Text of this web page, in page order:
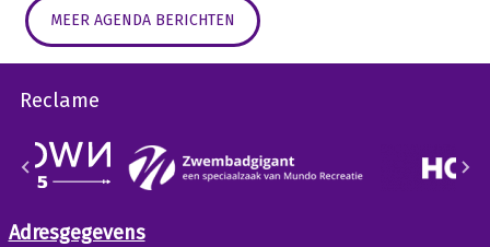
MEER AGENDA BERICHTEN
Reclame
Adresgegevens